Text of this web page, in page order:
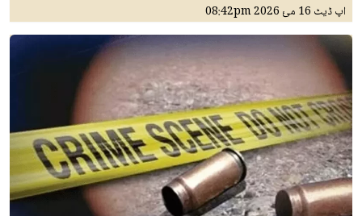
اپ ڈیٹ 16 مئ 2026 08:42pm